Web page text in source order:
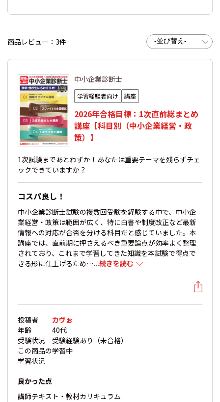
商品レビュー：3件
中小企業診断士
学習経験者向け 講座
2026年合格目標：1次直前総まとめ
講座【科目別（中小企業経営・政
策）】
1次試験まであとわずか！あなたは重要テーマを残らずチェ
ックできていますか？
コスパ良し！
中小企業診断士試験の複数回受験を経験する中で、中小企
業経営・政策は範囲が広く、特に白書や制度改正など最新
情報への対応が合否を分ける科目だと感じていました。本
講座では、直前期に押さえるべき重要論点が効率よく整理
されており、これまで学習してきた知識を本試験で得点で
きる形に仕上げるため…...続きを読む
投稿者
カヴぉ
年齢
40代
受験状況
受験経験あり（未合格）
この商品の
学習状況
学習中
良かった点
講師テキスト・教材カリキュラム